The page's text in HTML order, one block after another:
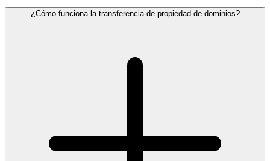
¿Cómo funciona la transferencia de propiedad de dominios?